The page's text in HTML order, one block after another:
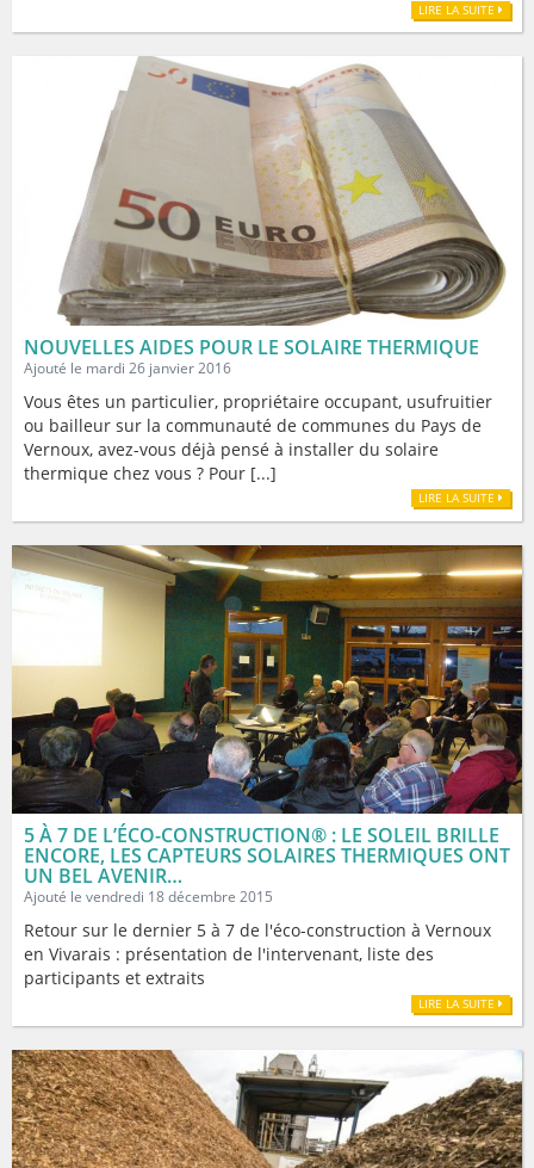
LIRE LA SUITE
NOUVELLES AIDES POUR LE SOLAIRE THERMIQUE
Ajouté le mardi 26 janvier 2016
Vous êtes un particulier, propriétaire occupant, usufruitier
ou bailleur sur la communauté de communes du Pays de
Vernoux, avez-vous déjà pensé à installer du solaire
thermique chez vous ? Pour [...]
LIRE LA SUITE
5 À 7 DE L’ÉCO-CONSTRUCTION® : LE SOLEIL BRILLE
ENCORE, LES CAPTEURS SOLAIRES THERMIQUES ONT
UN BEL AVENIR…
Ajouté le vendredi 18 décembre 2015
Retour sur le dernier 5 à 7 de l'éco-construction à Vernoux
en Vivarais : présentation de l'intervenant, liste des
participants et extraits
LIRE LA SUITE